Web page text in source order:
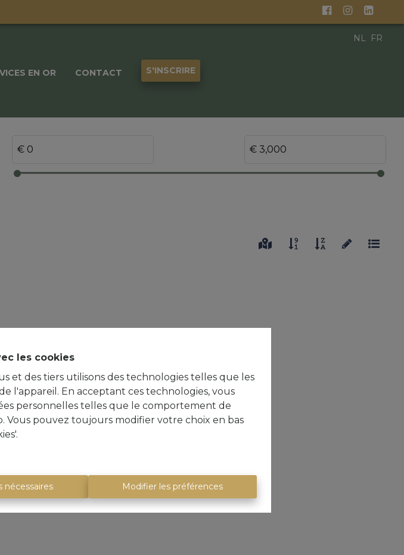
les cookies
et des tiers utilisons des technologies telles que les
l'appareil. En acceptant ces technologies, vous
personnelles telles que le comportement de
Vous pouvez toujours modifier votre choix en bas
nécessaires Modifier les préférences
EN OR CONTACT S'INSCRIRE
NL FR